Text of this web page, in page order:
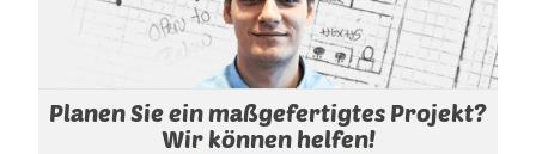
Planen Sie ein maßgefertigtes Projekt?
Wir können helfen!